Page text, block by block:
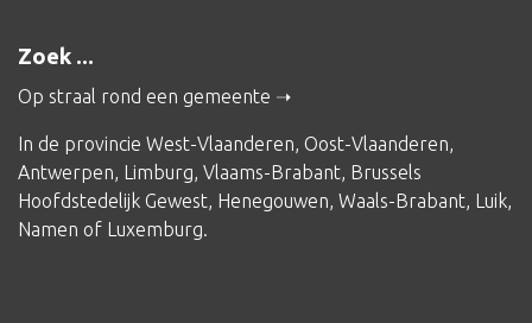
Zoek ...
Op straal rond een gemeente
In de provincie West-Vlaanderen, Oost-Vlaanderen,
Antwerpen, Limburg, Vlaams-Brabant, Brussels
Hoofdstedelijk Gewest, Henegouwen, Waals-Brabant, Luik,
Namen of Luxemburg.